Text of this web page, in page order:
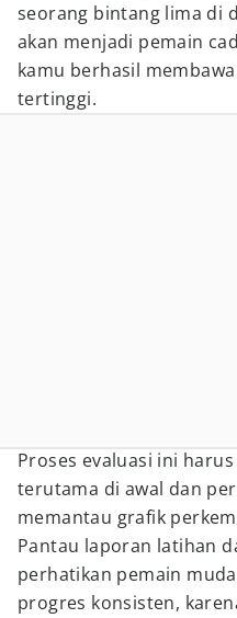
seorang bintang lima di
akan menjadi pemain
kamu berhasil
tertinggi.
Proses evaluasi ini
terutama di awal dan
memantau grafik
Pantau laporan latihan
perhatikan pemain
progres konsisten,